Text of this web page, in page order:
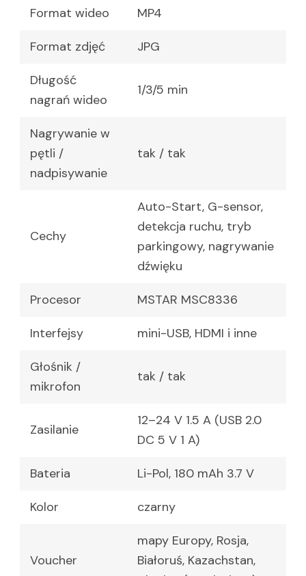
Format wideo MP4
Format zdjęć JPG
Długość
nagrań wideo
1/3/5 min
Nagrywanie w
pętli /
nadpisywanie
tak / tak
Cechy
Auto-Start, G-sensor,
detekcja ruchu, tryb
parkingowy, nagrywanie
dźwięku
Procesor MSTAR MSC8336
Interfejsy mini-USB, HDMI i inne
Głośnik /
mikrofon
tak / tak
Zasilanie
12–24 V 1.5 A (USB 2.0
DC 5 V 1 A)
Bateria Li-Pol, 180 mAh 3.7 V
Kolor czarny
Voucher
mapy Europy, Rosja,
Białoruś, Kazachstan,